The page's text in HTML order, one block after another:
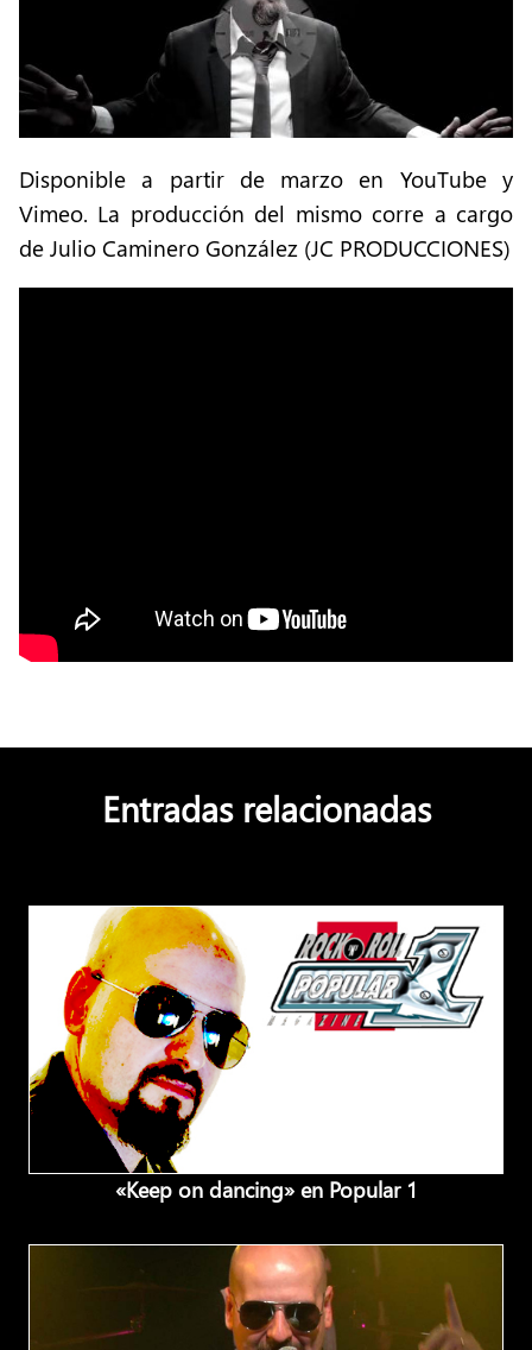
Disponible a partir de marzo en YouTube y
Vimeo. La producción del mismo corre a cargo
de Julio Caminero González (JC PRODUCCIONES)
Entradas relacionadas
«Keep on dancing» en Popular 1